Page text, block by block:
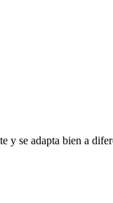
se adapta bien a